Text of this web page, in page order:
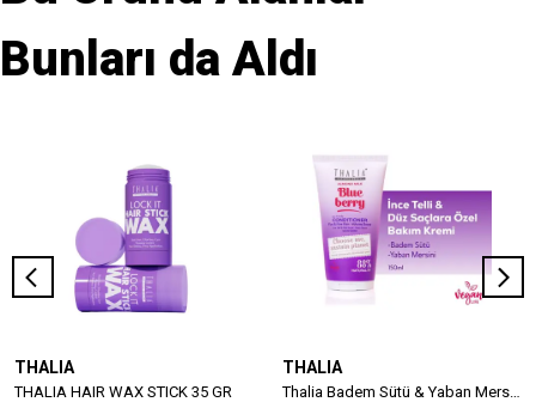
Bunları da Aldı
THALIA
THALIA HAIR WAX STICK 35 GR
THALIA